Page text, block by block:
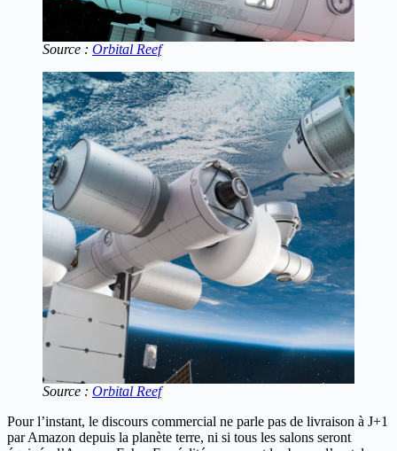
Source : Orbital Reef
Source : Orbital Reef
Pour l’instant, le discours commercial ne parle pas de livraison à J+1
par Amazon depuis la planète terre, ni si tous les salons seront